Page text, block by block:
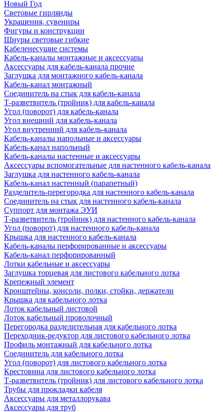
Новый Год
Световые гирлянды
Украшения, сувениры
Фигуры и конструкции
Шнуры световые гибкие
Кабеленесущие системы
Кабель-каналы монтажные и аксессуары
Аксессуары для кабель-канала прочие
Заглушка для монтажного кабель-канала
Кабель-канал монтажный
Соединитель на стык для кабель-канала
Т-разветвитель (тройник) для кабель-канала
Угол (поворот) для кабель-канала
Угол внешний для кабель-канала
Угол внутренний для кабель-канала
Кабель-каналы напольные и аксессуары
Кабель-канал напольный
Кабель-каналы настенные и аксессуары
Аксессуары вспомогательные для настенного кабель-канала
Заглушка для настенного кабель-канала
Кабель-канал настенный (парапетный)
Разделитель-перегородка для настенного кабель-канала
Соединитель на стык для настенного кабель-канала
Суппорт для монтажа ЭУИ
Т-разветвитель (тройник) для настенного кабель-канала
Угол (поворот) для настенного кабель-канала
Крышка для настенного кабель-канала
Кабель-каналы перфорированные и аксессуары
Кабель-канал перфорированный
Лотки кабельные и аксессуары
Заглушка торцевая для листового кабельного лотка
Крепежный элемент
Кронштейны, консоли, полки, стойки, держатели
Крышка для кабельного лотка
Лоток кабельный листовой
Лоток кабельный проволочный
Перегородка разделительная для кабельного лотка
Переходник-редуктор для листового кабельного лотка
Профиль монтажный для кабельного лотка
Соединитель для кабельного лотка
Угол (поворот) для листового кабельного лотка
Крестовина для листового кабельного лотка
Т-разветвитель (тройник) для листового кабельного лотка
Трубы для прокладки кабеля
Аксессуары для металлорукава
Аксессуары для труб